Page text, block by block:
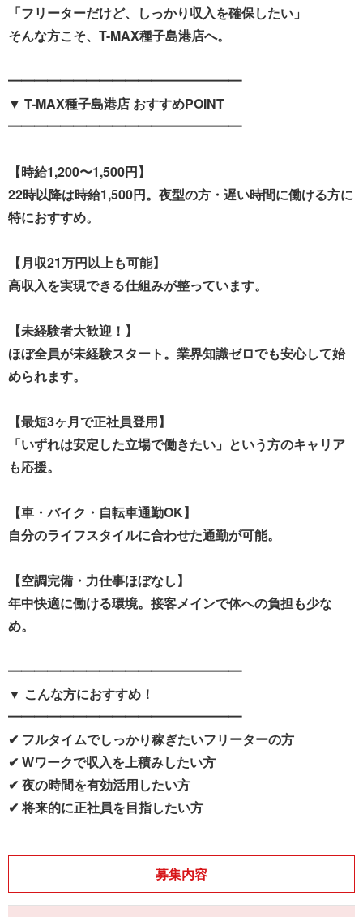
「フリーターだけど、しっかり収入を確保したい」
そんな方こそ、T-MAX種子島港店へ。
━━━━━━━━━━━━━━━━━━
▼ T-MAX種子島港店 おすすめPOINT
━━━━━━━━━━━━━━━━━━
【時給1,200〜1,500円】
22時以降は時給1,500円。夜型の方・遅い時間に働ける方に
特におすすめ。
【月収21万円以上も可能】
高収入を実現できる仕組みが整っています。
【未経験者大歓迎！】
ほぼ全員が未経験スタート。業界知識ゼロでも安心して始
められます。
【最短3ヶ月で正社員登用】
「いずれは安定した立場で働きたい」という方のキャリア
も応援。
【車・バイク・自転車通勤OK】
自分のライフスタイルに合わせた通勤が可能。
【空調完備・力仕事ほぼなし】
年中快適に働ける環境。接客メインで体への負担も少な
め。
━━━━━━━━━━━━━━━━━━
▼ こんな方におすすめ！
━━━━━━━━━━━━━━━━━━
✔ フルタイムでしっかり稼ぎたいフリーターの方
✔ Wワークで収入を上積みしたい方
✔ 夜の時間を有効活用したい方
✔ 将来的に正社員を目指したい方
募集内容